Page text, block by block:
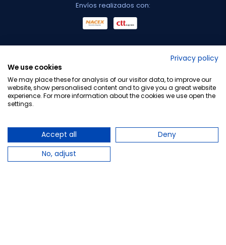
Envíos realizados con:
Privacy policy
We use cookies
We may place these for analysis of our visitor data, to improve our
website, show personalised content and to give you a great website
experience. For more information about the cookies we use open the
settings.
Accept all
Deny
No, adjust